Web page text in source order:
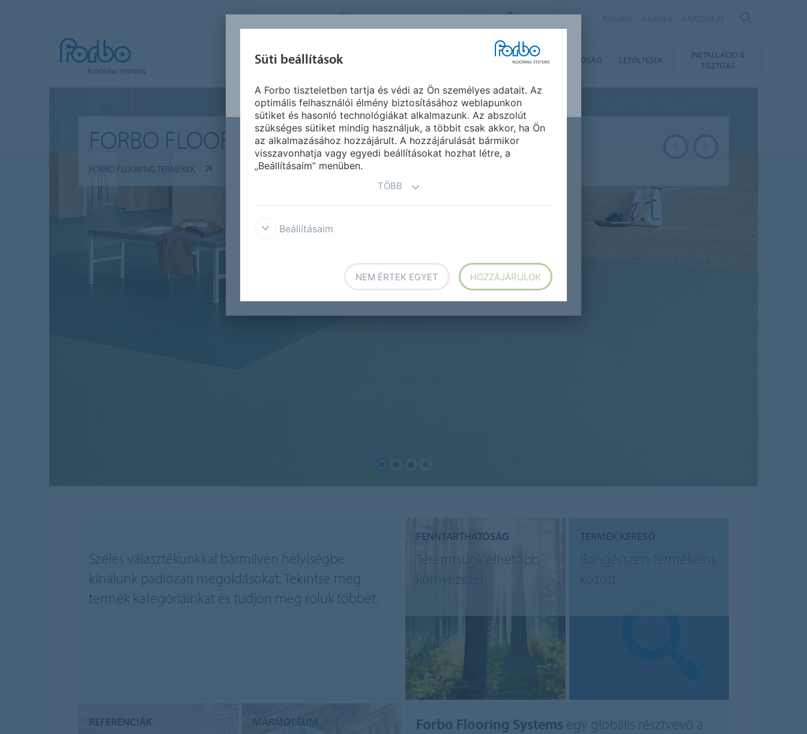
FORBO FLOORING SYSTEMS HUNGARY
TERMÉKEK FENNTARTHATÓSÁG LETÖLTÉSEK
INSTALLÁCIÓ &
TISZTÍTÁS
FORBO FLOORING TERMÉKEK
FORBO FLOORING TERMÉKEK
Széles választékunkkal bármilyen helyiségbe
kínálunk padlózati megoldásokat. Tekintse meg
termék kategóriáinkat és tudjon meg róluk többet.
FENNTARTHATÓSÁG
Teremtsünk élhetőbb
környezetet
TERMÉK KERESŐ
Böngésszen termékeink
között
REFERENCIÁK MARMOLEUM Forbo Flooring Systems egy globális résztvevő a
Süti beállítások
A Forbo tiszteletben tartja és védi az Ön személyes adatait. Az
optimális felhasználói élmény biztosításához weblapunkon
sütiket és hasonló technológiákat alkalmazunk. Az abszolút
szükséges sütiket mindig használjuk, a többit csak akkor, ha Ön
az alkalmazásához hozzájárult. A hozzájárulását bármikor
visszavonhatja vagy egyedi beállításokat hozhat létre, a
„Beállításaim” menüben.
TÖBB
Beállításaim
NEM ÉRTEK EGYET HOZZÁJÁRULOK